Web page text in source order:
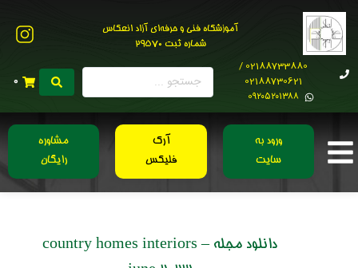
آموزشگاه فنی و حرفه‌ای آزاد انعکاس
شماره ثبت 29570
02188733880 /
02188730621
0۹۲۰۵۲۰۱۳۸۸
0
ورود به
سایت
آرک
فلیکس
مشاوره
رایگان
دانلود مجله country homes interiors –